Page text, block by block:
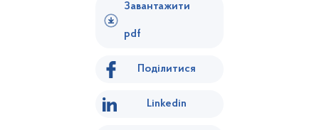
Завантажити
pdf
Поділитися
Linkedin